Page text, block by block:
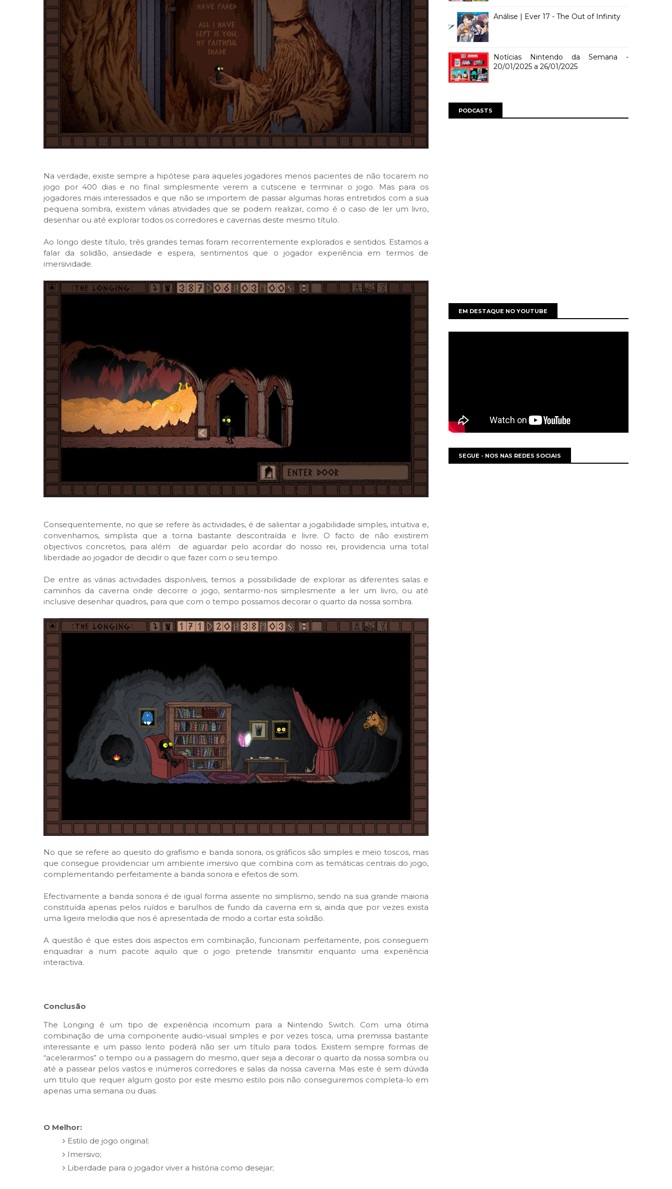
Na verdade, existe sempre a hipótese para aqueles jogadores menos pacientes de não tocarem no
jogo por 400 dias e no final simplesmente verem a cutscene e terminar o jogo. Mas para os
jogadores mais interessados e que não se importem de passar algumas horas entretidos com a sua
pequena sombra, existem várias atividades que se podem realizar, como é o caso de ler um livro,
desenhar ou até explorar todos os corredores e cavernas deste mesmo título.
Ao longo deste título, três grandes temas foram recorrentemente explorados e sentidos. Estamos a
falar da solidão, ansiedade e espera, sentimentos que o jogador experiência em termos de
imersividade.
Consequentemente, no que se refere às actividades, é de salientar a jogabilidade simples, intuitiva e,
convenhamos, simplista que a torna bastante descontraída e livre. O facto de não existirem
objectivos concretos, para além de aguardar pelo acordar do nosso rei, providencia uma total
liberdade ao jogador de decidir o que fazer com o seu tempo.
De entre as várias actividades disponíveis, temos a possibilidade de explorar as diferentes salas e
caminhos da caverna onde decorre o jogo, sentarmo-nos simplesmente a ler um livro, ou até
inclusive desenhar quadros, para que com o tempo possamos decorar o quarto da nossa sombra.
No que se refere ao quesito do grafismo e banda sonora, os gráficos são simples e meio toscos, mas
que consegue providenciar um ambiente imersivo que combina com as temáticas centrais do jogo,
complementando perfeitamente a banda sonora e efeitos de som.
Efectivamente a banda sonora é de igual forma assente no simplismo, sendo na sua grande maioria
constituída apenas pelos ruídos e barulhos de fundo da caverna em si, ainda que por vezes exista
uma ligeira melodia que nos é apresentada de modo a cortar esta solidão.
A questão é que estes dois aspectos em combinação, funcionam perfeitamente, pois conseguem
enquadrar a num pacote aquilo que o jogo pretende transmitir enquanto uma experiência
interactiva.
Conclusão
The Longing é um tipo de experiência incomum para a Nintendo Switch. Com uma ótima
combinação de uma componente audio-visual simples e por vezes tosca, uma premissa bastante
interessante e um passo lento poderá não ser um título para todos. Existem sempre formas de
“acelerarmos” o tempo ou a passagem do mesmo, quer seja a decorar o quarto da nossa sombra ou
até a passear pelos vastos e inúmeros corredores e salas da nossa caverna. Mas este é sem dúvida
um titulo que requer algum gosto por este mesmo estilo pois não conseguiremos completa-lo em
apenas uma semana ou duas.
O Melhor:
Estilo de jogo original;
Imersivo;
Liberdade para o jogador viver a história como desejar;
Análise | Ever 17 - The Out of Infinity
Notícias Nintendo da Semana -
20/01/2025 a 26/01/2025
PODCASTS
EM DESTAQUE NO YOUTUBE
SEGUE - NOS NAS REDES SOCIAIS